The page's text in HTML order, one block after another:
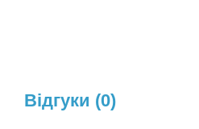
Відгуки (0)